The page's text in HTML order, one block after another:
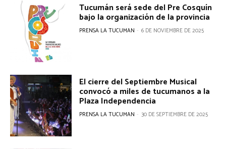
Tucumán será sede del Pre Cosquín
bajo la organización de la provincia
PRENSA LA TUCUMAN - 6 DE NOVIEMBRE DE 2025
El cierre del Septiembre Musical
convocó a miles de tucumanos a la
Plaza Independencia
PRENSA LA TUCUMAN - 30 DE SEPTIEMBRE DE 2025